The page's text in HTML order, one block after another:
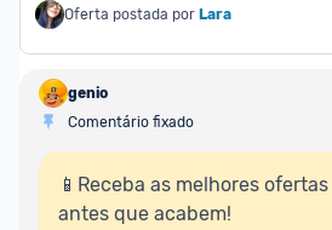
Oferta postada por Lara
genio
Comentário fixado
📱Receba as melhores
antes que acabem!